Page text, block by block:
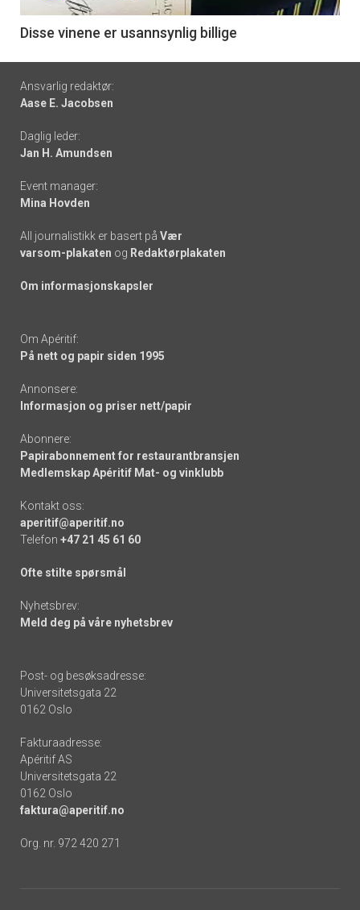
6
Disse vinene er usannsynlig billige
Footer
-
links
Ansvarlig redaktør:
Aase E. Jacobsen
Daglig leder:
Jan H. Amundsen
Event manager:
Mina Hovden
All journalistikk er basert på Vær
varsom-plakaten og Redaktørplakaten
Om informasjonskapsler
Om Apéritif:
På nett og papir siden 1995
Annonsere:
Informasjon og priser nett/papir
Abonnere:
Papirabonnement for restaurantbransjen
Medlemskap Apéritif Mat- og vinklubb
Kontakt oss:
aperitif@aperitif.no
Telefon +47 21 45 61 60
Ofte stilte spørsmål
Nyhetsbrev:
Meld deg på våre nyhetsbrev
Post- og besøksadresse:
Universitetsgata 22
0162 Oslo
Fakturaadresse:
Apéritif AS
Universitetsgata 22
0162 Oslo
faktura@aperitif.no
Org. nr. 972 420 271